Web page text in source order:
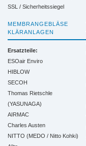
SSL / Sicherheitssiegel
MEMBRANGEBLÄSE
KLÄRANLAGEN
Ersatzteile:
ESOair Enviro
HIBLOW
SECOH
Thomas Rietschle
(YASUNAGA)
AIRMAC
Charles Austen
NITTO (MEDO / Nitto Kohki)